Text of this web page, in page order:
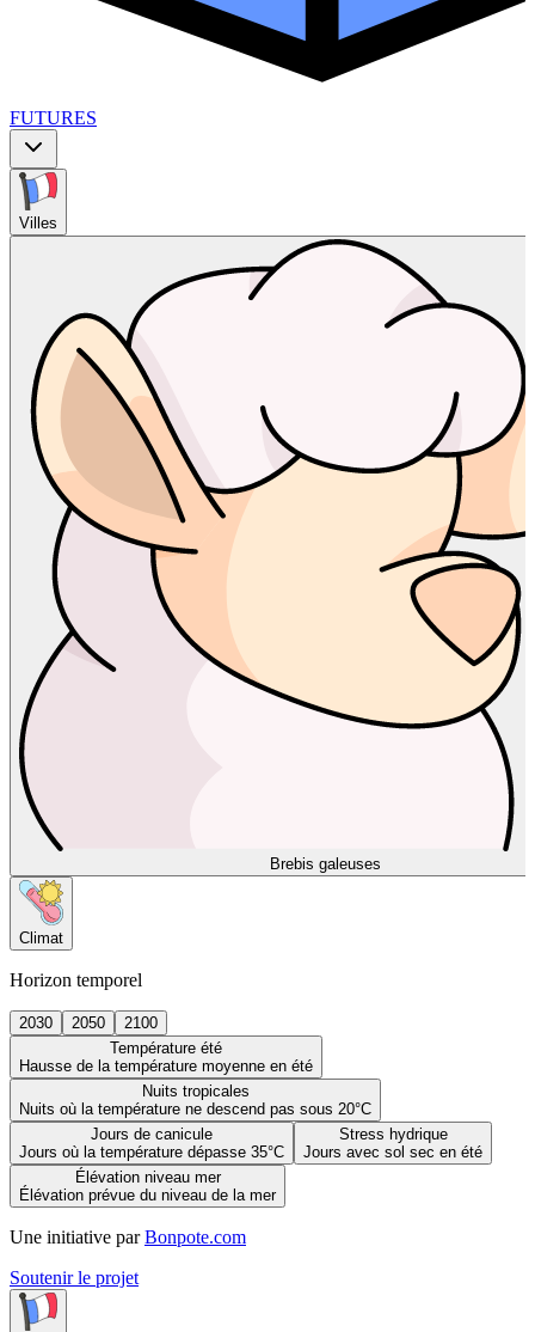
FUTURES
Villes
Brebis galeuses
Climat
Horizon temporel
2030 2050
2100
Température été
Hausse de la température moyenne en été
Nuits tropicales
Nuits où la température ne descend pas sous 20°C
Jours de canicule
Jours où la température dépasse 35°C
Stress hydrique
Jours avec sol sec en été
Élévation niveau mer
Élévation prévue du niveau de la mer
Une initiative par Bonpote.com
Soutenir le projet